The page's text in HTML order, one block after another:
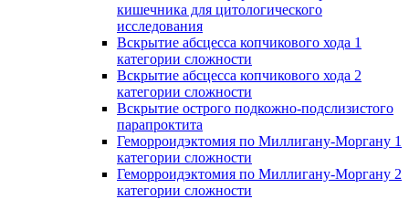
кишечника для цитологического
исследования
Вскрытие абсцесса копчикового хода 1
категории сложности
Вскрытие абсцесса копчикового хода 2
категории сложности
Вскрытие острого подкожно-подслизистого
парапроктита
Геморроидэктомия по Миллигану-Моргану 1
категории сложности
Геморроидэктомия по Миллигану-Моргану 2
категории сложности